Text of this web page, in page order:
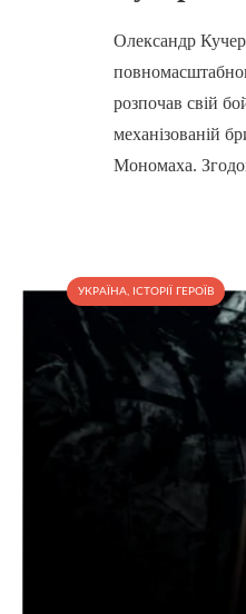
Олександр
розпочав свій
механізованій
Мономаха.
УКРАЇНА, ІСТОРІЇ ГЕРОЇВ